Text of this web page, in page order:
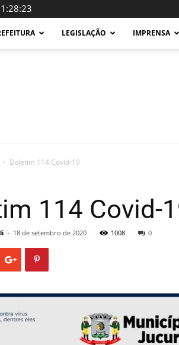
LEGISLAÇÃO IMPRENSA
Boletim 114 Covid-19
114 Covid-
- 18 de setembro de 2020 1008 0